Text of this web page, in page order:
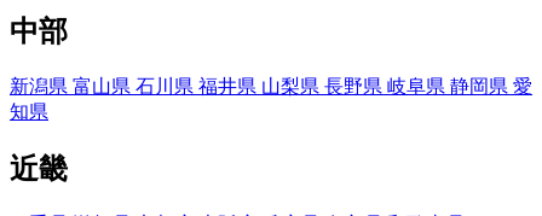
中部
新潟県 富山県 石川県 福井県 山梨県 長野県 岐阜県 静岡県 愛
知県
近畿